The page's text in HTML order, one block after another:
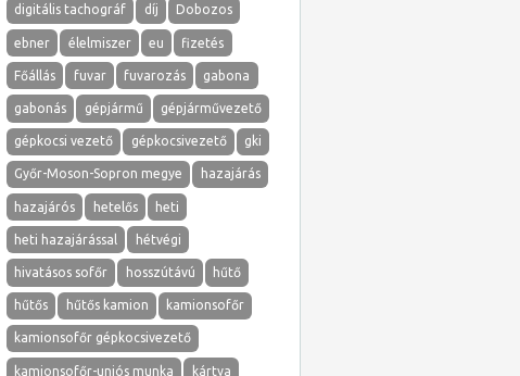
digitális tachográf díj Dobozos
ebner élelmiszer eu fizetés
Főállás fuvar fuvarozás gabona
gabonás gépjármű gépjárművezető
gépkocsi vezető gépkocsivezető gki
Győr-Moson-Sopron megye hazajárás
hazajárós hetelős heti
heti hazajárással hétvégi
hivatásos sofőr hosszútávú hűtő
hűtős hűtős kamion kamionsofőr
kamionsofőr gépkocsivezető
kamionsofőr-uniós munka kártya